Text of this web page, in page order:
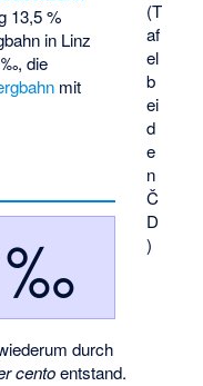
(T
af
el
b
ei
d
e
n
Č
D
)
13,5 %
in Linz
‰, die
mit
‰
durch
centoentstand.